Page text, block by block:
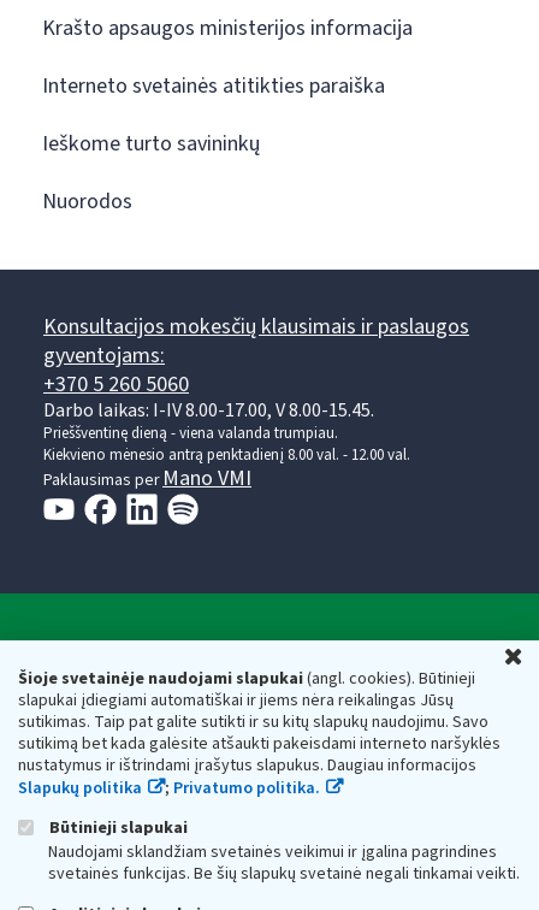
Šioje svetainėje naudojami slapukai(angl. cookies). Būtinieji
slapukai įdiegiami automatiškai ir jiems nėra reikalingas Jūsų
sutikimas. Taip pat galite sutikti ir su kitų slapukų naudojimu. Savo
sutikimą bet kada galėsite atšaukti pakeisdami interneto naršyklės
nustatymus ir ištrindami įrašytus slapukus. Daugiau informacijos
Slapukų politika
; Privatumo politika.
Būtinieji slapukai
Naudojami sklandžiam svetainės veikimui ir įgalina pagrindines
svetainės funkcijas. Be šių slapukų svetainė negali tinkamai veikti.
Krašto apsaugos ministerijos informacija
Interneto svetainės atitikties paraiška
Ieškome turto savininkų
Nuorodos
Konsultacijos mokesčių klausimais ir paslaugos
gyventojams:
+370 5 260 5060
Darbo laikas: I-IV 8.00-17.00, V 8.00-15.45.
Prieššventinę dieną - viena valanda trumpiau.
Kiekvieno mėnesio antrą penktadienį 8.00 val. - 12.00 val.
Paklausimas per Mano VMI
Respublikos finansų ministerijos
Biudžetinė įstaiga. Juridinio asmens kodas — 188659752,
adresas: Vasario 16-osios g. 14, 01107 Vilnius, Lietuva, el.paštas:
vmi@vmi.lt, E. pristatymo dėžutės adresas 188659752
Duomenys apie Valstybinę mokesčių inspekciją prie Lietuvos
Respublikos finansų ministerijos kaupiami ir saugomi Juridinių